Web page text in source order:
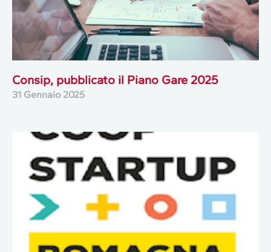
Consip, pubblicato il Piano Gare 2025
31 Gennaio 2025